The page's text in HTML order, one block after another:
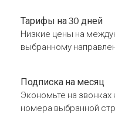
Тарифы на 30 дней
Низкие цены на
выбранному
Подписка на месяц
Экономьте на
номера выбранной